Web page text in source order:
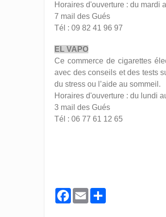
Horaires d'ouverture : du mardi
7 mail des Gués
Tél : 09 82 41 96 97
EL VAPO
Ce commerce de cigarettes
avec des conseils et des tests
du stress ou l’aide au sommeil.
Horaires d'ouverture : du lundi
3 mail des Gués
Tél : 06 77 61 12 65
Facebook
Email